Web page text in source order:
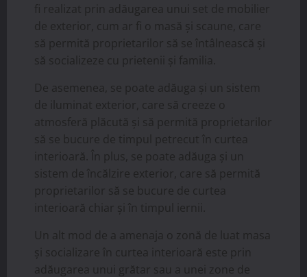
fi realizat prin adăugarea unui set de mobilier
de exterior, cum ar fi o masă și scaune, care
să permită proprietarilor să se întâlnească și
să socializeze cu prietenii și familia.
De asemenea, se poate adăuga și un sistem
de iluminat exterior, care să creeze o
atmosferă plăcută și să permită proprietarilor
să se bucure de timpul petrecut în curtea
interioară. În plus, se poate adăuga și un
sistem de încălzire exterior, care să permită
proprietarilor să se bucure de curtea
interioară chiar și în timpul iernii.
Un alt mod de a amenaja o zonă de luat masa
și socializare în curtea interioară este prin
adăugarea unui grătar sau a unei zone de